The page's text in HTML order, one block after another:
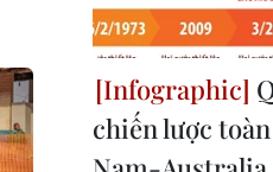
chiến lược